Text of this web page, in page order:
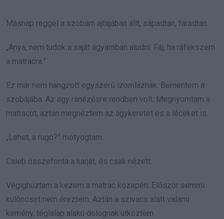
Másnap reggel a szobám ajtajában állt, sápadtan, fáradtan.
„Anya, nem tudok a saját ágyamban aludni. Fáj, ha ráfekszem
a matracra.”
Ez már nem hangzott egyszerű izomláznak. Bementem a
szobájába. Az ágy ránézésre rendben volt. Megnyomtam a
matracot, aztán megnéztem az ágykeretet és a léceket is.
„Lehet, a rugó?” motyogtam.
Caleb összefonta a karját, és csak nézett.
Végighúztam a kezem a matrac közepén. Először semmi
különöset nem éreztem. Aztán a szivacs alatt valami
kemény, téglalap alakú dolognak ütköztem.